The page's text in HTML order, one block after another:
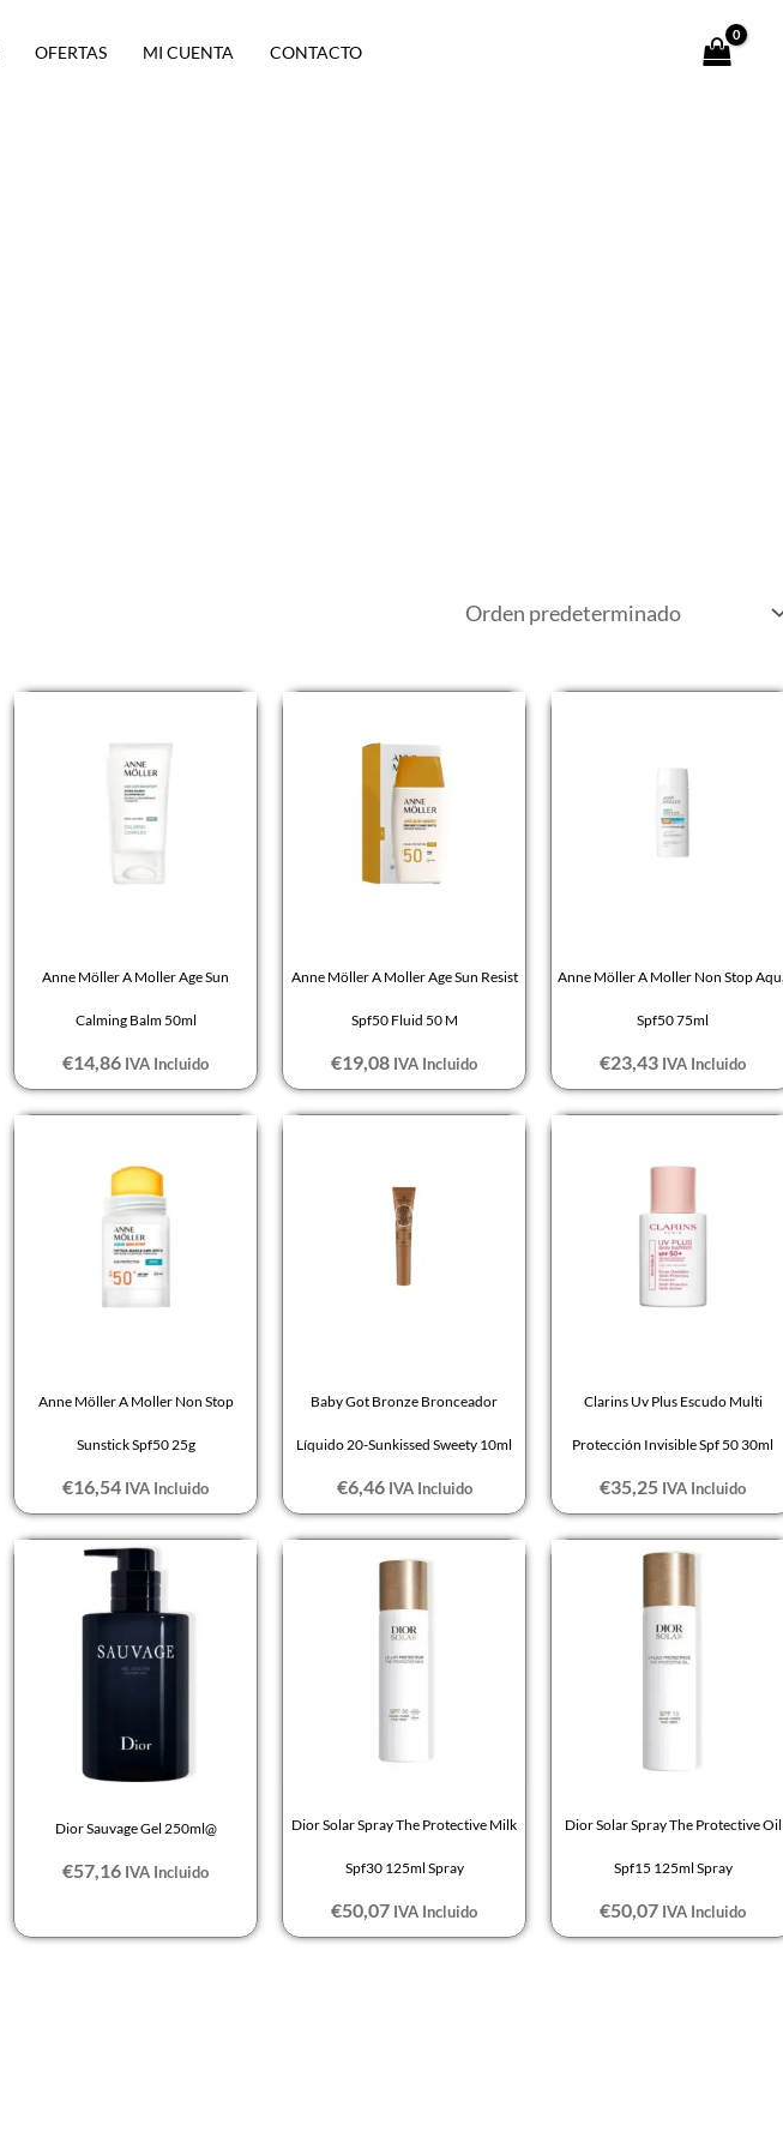
OFERTAS MI CUENTA CONTACTO
Anne Möller A Moller Age Sun
Calming Balm 50ml
€14,86 IVA Incluido
Anne Möller A Moller Age Sun Resist
Spf50 Fluid 50 M
€19,08 IVA Incluido
Anne Möller A Moller Non Stop
Spf50 75ml
€23,43 IVA Incluido
Anne Möller A Moller Non Stop
Sunstick Spf50 25g
€16,54 IVA Incluido
Baby Got Bronze Bronceador
Líquido 20-Sunkissed Sweety 10ml
€6,46 IVA Incluido
Clarins Uv Plus Escudo Multi
Protección Invisible Spf 50 30ml
€35,25 IVA Incluido
Dior Sauvage Gel 250ml@
€57,16 IVA Incluido
Dior Solar Spray The Protective Milk
Spf30 125ml Spray
€50,07 IVA Incluido
Dior Solar Spray The Protective Oil
Spf15 125ml Spray
€50,07 IVA Incluido